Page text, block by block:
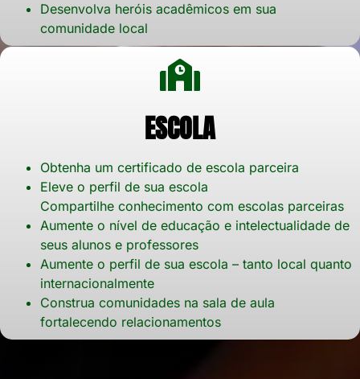
Desenvolva heróis acadêmicos em sua
comunidade local
ESCOLA
Obtenha um certificado de escola parceira
Eleve o perfil de sua escola
Compartilhe conhecimento com escolas parceiras
Aumente o nível de educação e intelectualidade de
seus alunos e professores
Aumente o perfil de sua escola – tanto local quanto
internacionalmente
Construa comunidades na sala de aula
fortalecendo relacionamentos